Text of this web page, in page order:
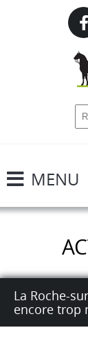
MENU
La Roche-
encore trop